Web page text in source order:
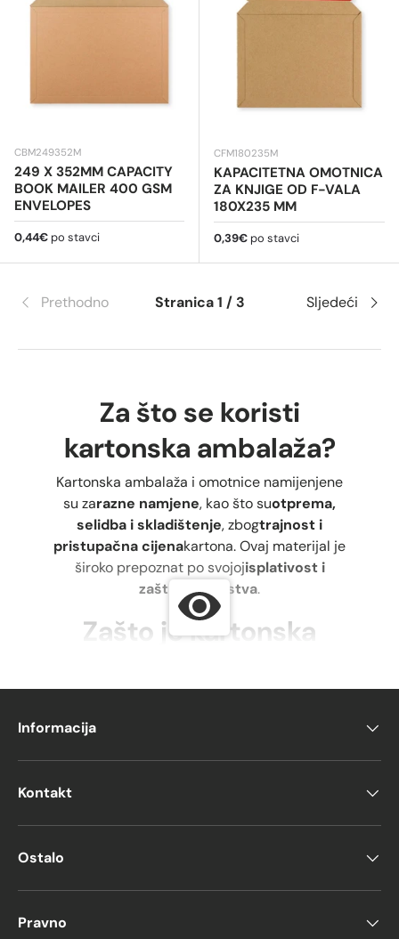
CBM249352M
249 X 352MM CAPACITY
BOOK MAILER 400 GSM
ENVELOPES
Redovna cijena
0,44€ po stavci
CFM180235M
KAPACITETNA OMOTNICA
ZA KNJIGE OD F-VALA
180X235 MM
Redovna cijena
0,39€ po stavci
Prethodno Stranica 1 / 3 Sljedeći
Za što se koristi
kartonska ambalaža?
Kartonska ambalaža i omotnice namijenjene
su zarazne namjene, kao što suotprema,
selidba i skladištenje, zbogtrajnost i
pristupačna cijenakartona. Ovaj materijal je
široko prepoznat po svojojisplativost i
zaštitna svojstva.
Zašto je kartonska
njegovogsastav, koji se sastoji odviše
Ovo
ambalaži svojčvrstoća, što ga čini
Informacija
Kontakt
Ostalo
Pravno